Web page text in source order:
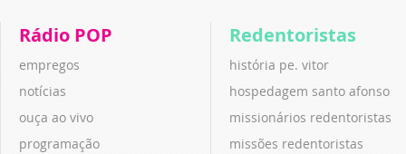
Rádio POP
empregos
notícias
ouça ao vivo
programação
Redentoristas
história pe. vitor
hospedagem santo afonso
missionários redentoristas
missões redentoristas